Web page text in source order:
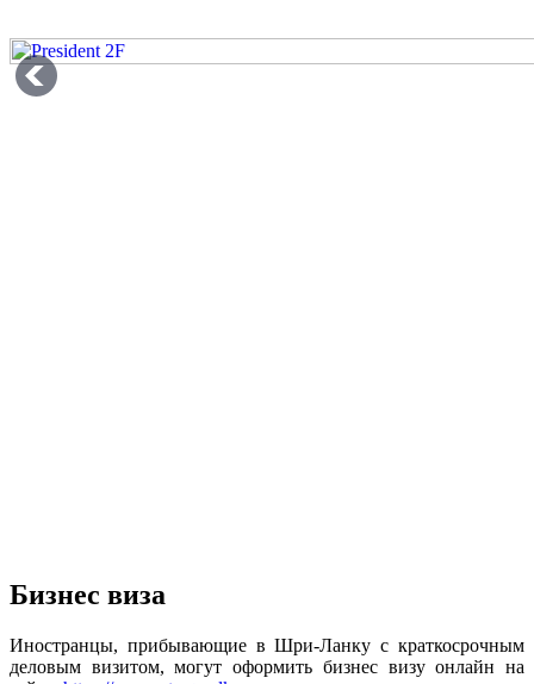
Бизнес виза
Иностранцы, прибывающие в Шри-Ланку с краткосрочным
деловым визитом, могут оформить бизнес визуонлайнна